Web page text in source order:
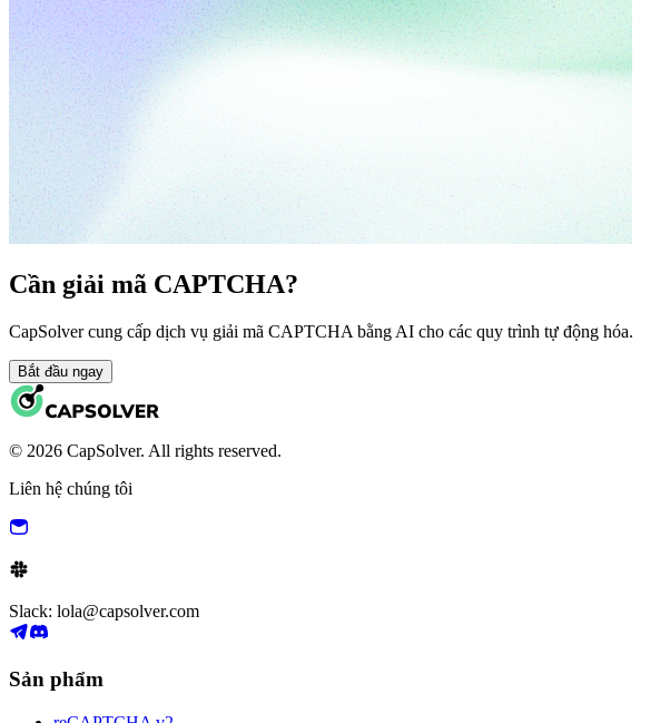
Cần giải mã CAPTCHA?
CapSolver cung cấp dịch vụ giải mã CAPTCHA bằng AI cho các quy trình tự động hóa.
Bắt đầu ngay
© 2026 CapSolver. All rights reserved.
Liên hệ chúng tôi
Slack: lola@capsolver.com
Sản phẩm